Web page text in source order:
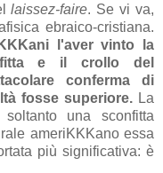
laissez-faire. Se vi va,
ebraico-cristiana.
l'aver vinto la
e il crollo del
conferma di
fosse superiore. La
una sconfitta
ameriKKKano essa
più significativa: è